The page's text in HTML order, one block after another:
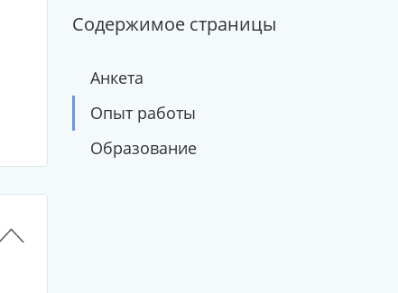
Содержимое страницы
Анкета
Опыт работы
Образование